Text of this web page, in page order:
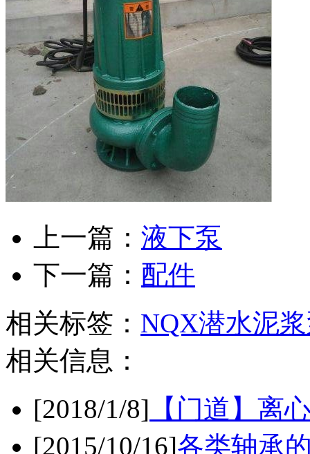
上一篇： 液下泵
下一篇： 配件
相关标签： NQX潜水泥
相关信息：
[2018/1/8] 【门道】离
[2015/10/16]各类轴承